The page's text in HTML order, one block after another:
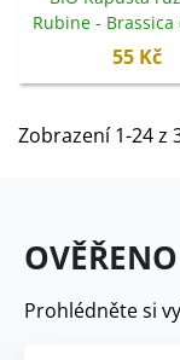
Rubine - Brassica
var. gemmifera
55 Kč
Zobrazení 1-24 z
Prohlédněte si